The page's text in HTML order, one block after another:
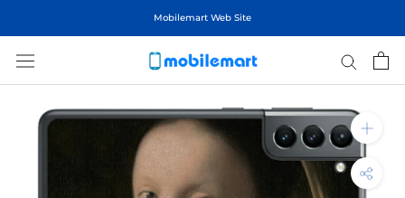
Mobilemart Web Site